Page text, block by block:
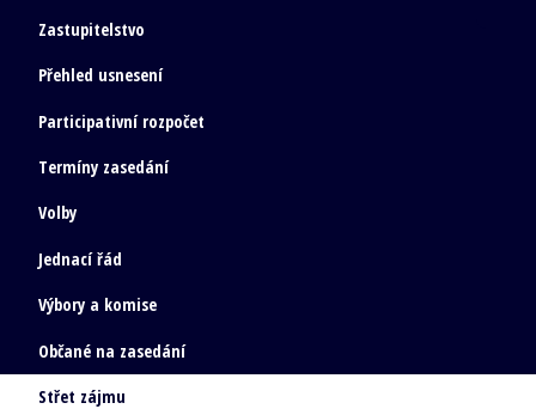
Zastupitelstvo
Přehled usnesení
Participativní rozpočet
Termíny zasedání
Volby
Jednací řád
Výbory a komise
Občané na zasedání
Střet zájmu